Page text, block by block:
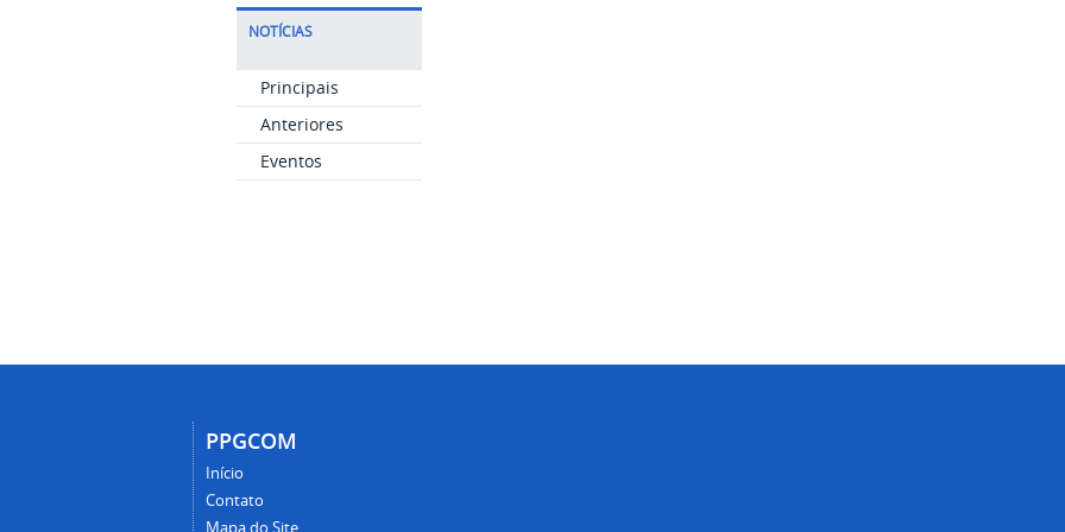
NOTÍCIAS
Principais
Anteriores
Eventos
PPGCOM
Início
Contato
Mapa do Site